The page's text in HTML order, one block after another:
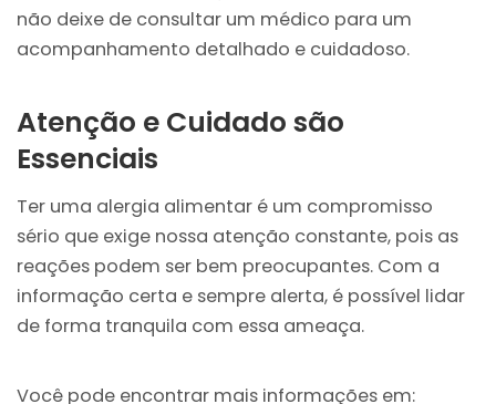
não deixe de consultar um médico para um
acompanhamento detalhado e cuidadoso.
Atenção e Cuidado são
Essenciais
Ter uma alergia alimentar é um compromisso
sério que exige nossa atenção constante, pois as
reações podem ser bem preocupantes. Com a
informação certa e sempre alerta, é possível lidar
de forma tranquila com essa ameaça.
Você pode encontrar mais informações em: